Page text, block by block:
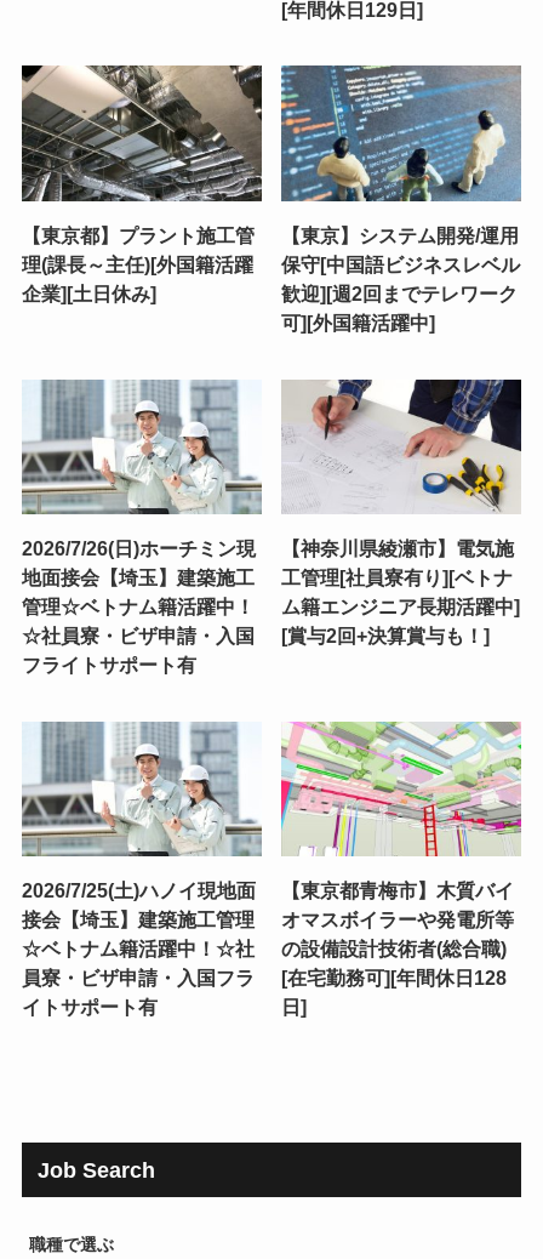
[年間休日129日]
【東京都】プラント施工管
理(課長～主任)[外国籍活躍
企業][土日休み]
【東京】システム開発/運用
保守[中国語ビジネスレベル
歓迎][週2回までテレワーク
可][外国籍活躍中]
2026/7/26(日)ホーチミン現
地面接会【埼玉】建築施工
管理☆ベトナム籍活躍中！
☆社員寮・ビザ申請・入国
フライトサポート有
【神奈川県綾瀬市】電気施
工管理[社員寮有り][ベトナ
ム籍エンジニア長期活躍中]
[賞与2回+決算賞与も！]
2026/7/25(土)ハノイ現地面
接会【埼玉】建築施工管理
☆ベトナム籍活躍中！☆社
員寮・ビザ申請・入国フラ
イトサポート有
【東京都青梅市】木質バイ
オマスボイラーや発電所等
の設備設計技術者(総合職)
[在宅勤務可][年間休日128
日]
Job Search
職種で選ぶ